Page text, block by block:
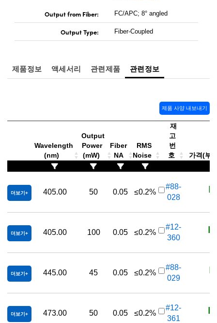
Output from Fiber: FC/APC; 8° angled
Output Type: Fiber-Coupled
제품정보 액세서리 관련제품 관련정보
제품 사양 내보내기
Wavelength
(nm)
Output
Power
(mW)
Fiber
NA
RMS
Noise
재
고
번
호
가격(부
더보기 405.00 50 0.05 ≤0.2%
#88-
028
더보기 405.00 100 0.05 ≤0.2%
#12-
360
더보기 445.00 45 0.05 ≤0.2%
#88-
029
더보기 473.00 50 0.05 ≤0.2%
#12-
361